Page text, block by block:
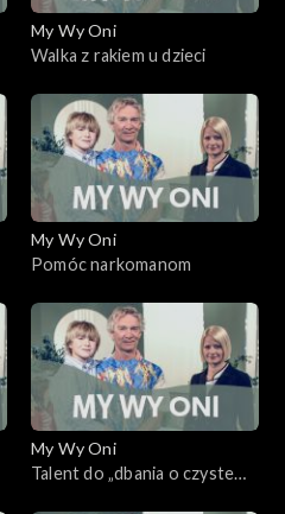
My Wy Oni
Walka z rakiem u dzieci
My Wy Oni
Pomóc narkomanom
My Wy Oni
Talent do „dbania o czyste